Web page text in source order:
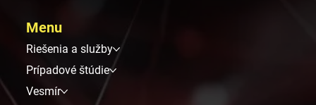
Menu
Riešenia a služby
Prípadové štúdie
Vesmír